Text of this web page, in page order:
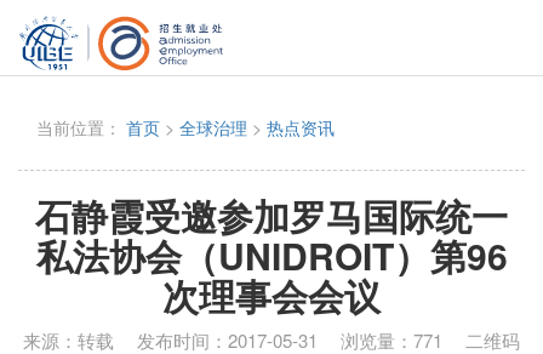
当前位置： 首页 > 全球治理 > 热点资讯
石静霞受邀参加罗马国际统一
私法协会（UNIDROIT）第96
次理事会会议
来源： 转载 发布时间： 2017-05-31 浏览量： 771 二维码